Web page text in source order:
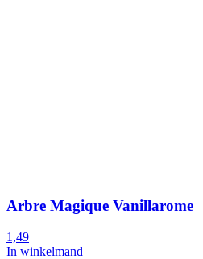
Arbre Magique Vanillarome
1,49
In winkelmand